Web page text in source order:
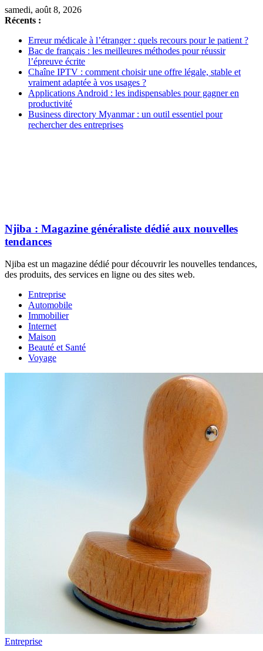
samedi, août 8, 2026
Récents :
Erreur médicale à l’étranger : quels recours pour le patient ?
Bac de français : les meilleures méthodes pour réussir
l’épreuve écrite
Chaîne IPTV : comment choisir une offre légale, stable et
vraiment adaptée à vos usages ?
Applications Android : les indispensables pour gagner en
productivité
Business directory Myanmar : un outil essentiel pour
rechercher des entreprises
Njiba : Magazine généraliste dédié aux nouvelles
tendances
Njiba est un magazine dédié pour découvrir les nouvelles tendances,
des produits, des services en ligne ou des sites web.
Entreprise
Automobile
Immobilier
Internet
Maison
Beauté et Santé
Voyage
Entreprise